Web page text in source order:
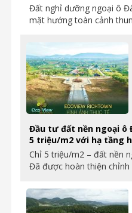
Đất nghỉ dưỡng ngoại ô
mặt hướng toàn cảnh
Đầu tư đất nền ngoại ô
5 triệu/m2 với hạ tầng
Chỉ 5 triệu/m2 – đất nền
Đã được hoàn thiện chỉnh